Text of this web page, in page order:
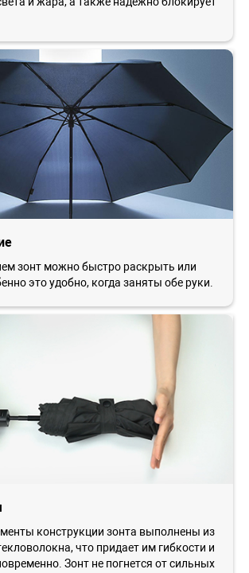
зонт можно быстро раскрыть или
это удобно, когда заняты обе руки.
конструкции зонта выполнены из
что придает им гибкости и
Зонт не погнется от сильных